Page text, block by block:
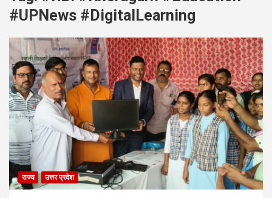
#UPNews #DigitalLearning
राज्य उत्तर प्रदेश